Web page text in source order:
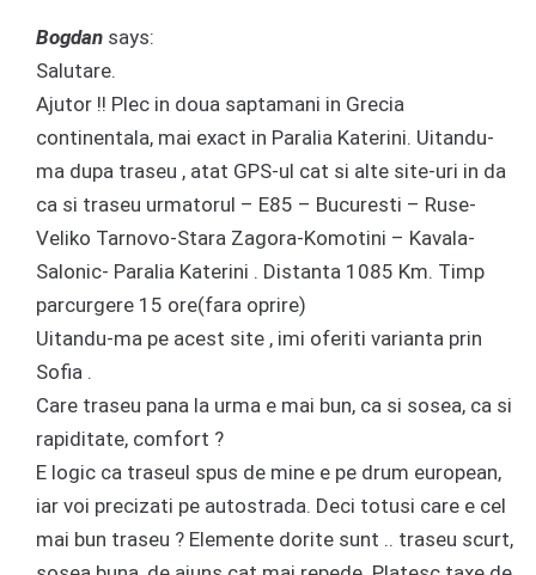
Bogdan says:
Salutare.
Ajutor !! Plec in doua saptamani in Grecia
continentala, mai exact in Paralia Katerini. Uitandu-
ma dupa traseu , atat GPS-ul cat si alte site-uri in da
ca si traseu urmatorul – E85 – Bucuresti – Ruse-
Veliko Tarnovo-Stara Zagora-Komotini – Kavala-
Salonic- Paralia Katerini . Distanta 1085 Km. Timp
parcurgere 15 ore(fara oprire)
Uitandu-ma pe acest site , imi oferiti varianta prin
Sofia .
Care traseu pana la urma e mai bun, ca si sosea, ca si
rapiditate, comfort ?
E logic ca traseul spus de mine e pe drum european,
iar voi precizati pe autostrada. Deci totusi care e cel
mai bun traseu ? Elemente dorite sunt .. traseu scurt,